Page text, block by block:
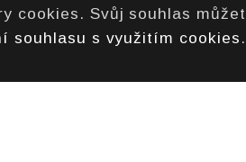
cookies. Svůj souhlas
souhlasu s využitím cookies .